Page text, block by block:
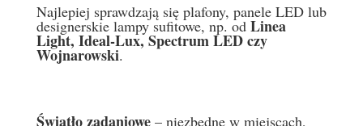
Najlepiej sprawdzają się plafony, panele LED lub
designerskie lampy sufitowe, np. od Linea
Light, Ideal-Lux,Spectrum LEDczy
Wojnarowski.
Światło zadaniowe– niezbędne w miejscach,